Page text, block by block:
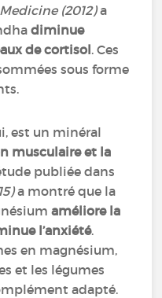
(2012)a
diminue
de cortisol. Ces
sous forme
est un minéral
musculaire et la
publiée dans
a montré que la
améliore la
l’anxiété.
en magnésium,
et les légumes
adapté.